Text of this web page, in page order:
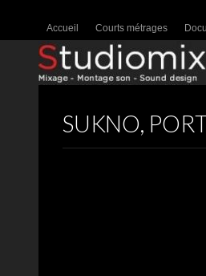
Accueil Courts métrages
SUKNO,